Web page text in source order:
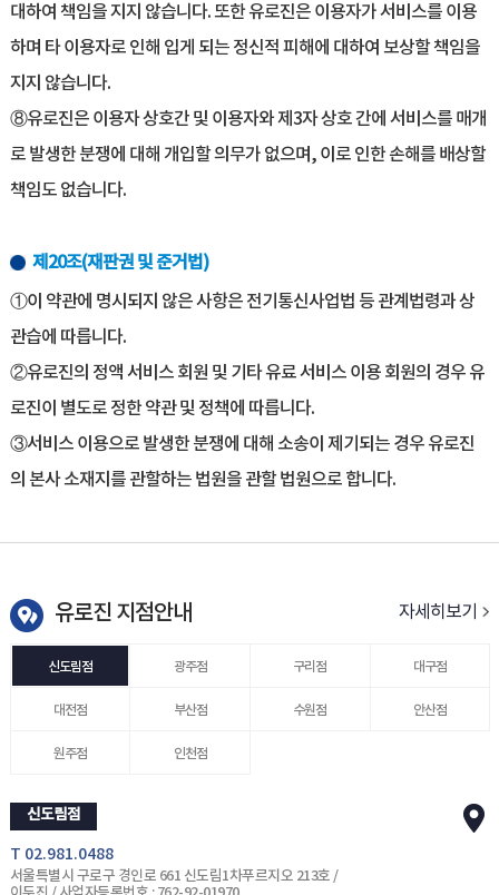
대하여 책임을 지지 않습니다. 또한 유로진은 이용자가 서비스를 이용
하며 타 이용자로 인해 입게 되는 정신적 피해에 대하여 보상할 책임을
지지 않습니다.
⑧유로진은 이용자 상호간 및 이용자와 제3자 상호 간에 서비스를 매개
로 발생한 분쟁에 대해 개입할 의무가 없으며, 이로 인한 손해를 배상할
책임도 없습니다.
제20조(재판권 및 준거법)
①이 약관에 명시되지 않은 사항은 전기통신사업법 등 관계법령과 상
관습에 따릅니다.
②유로진의 정액 서비스 회원 및 기타 유료 서비스 이용 회원의 경우 유
로진이 별도로 정한 약관 및 정책에 따릅니다.
③서비스 이용으로 발생한 분쟁에 대해 소송이 제기되는 경우 유로진
의 본사 소재지를 관할하는 법원을 관할 법원으로 합니다.
유로진 지점안내 자세히보기
신도림점 광주점 구리점 대구점
대전점 부산점 수원점 안산점
원주점 인천점
신도림점
T 02.981.0488
서울특별시 구로구 경인로 661 신도림1차푸르지오 213호 /